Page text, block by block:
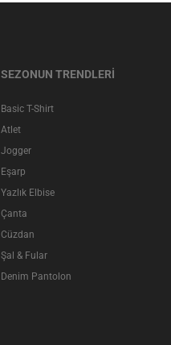
SEZONUN TRENDLERİ
Basic T-Shirt
Atlet
Jogger
Eşarp
Yazlık Elbise
Çanta
Cüzdan
Şal & Fular
Denim Pantolon